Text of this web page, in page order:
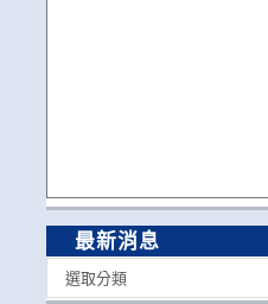
最新消息
選取分類